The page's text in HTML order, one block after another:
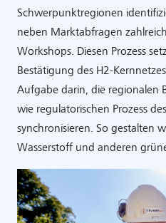
Schwerpunktregionen
neben Marktabfragen
Workshops. Diesen Prozess
Bestätigung des H2-
Aufgabe darin, die regionalen
wie regulatorischen Prozess
synchronisieren. So gestalten
Wasserstoff und anderen